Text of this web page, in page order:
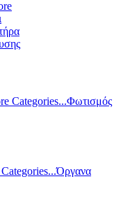
Categories...Φωτισμός
Όργανα